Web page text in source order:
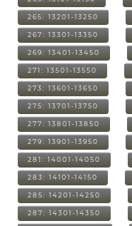
265: 13201-13250
267: 13301-13350
269: 13401-13450
271: 13501-13550
273: 13601-13650
275: 13701-13750
277: 13801-13850
279: 13901-13950
281: 14001-14050
283: 14101-14150
285: 14201-14250
287: 14301-14350